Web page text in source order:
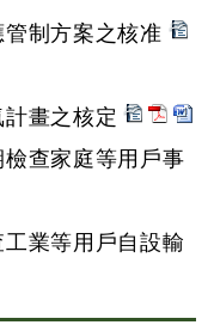
制方案之核准
畫之核定
查家庭等用戶事
業等用戶自設輸